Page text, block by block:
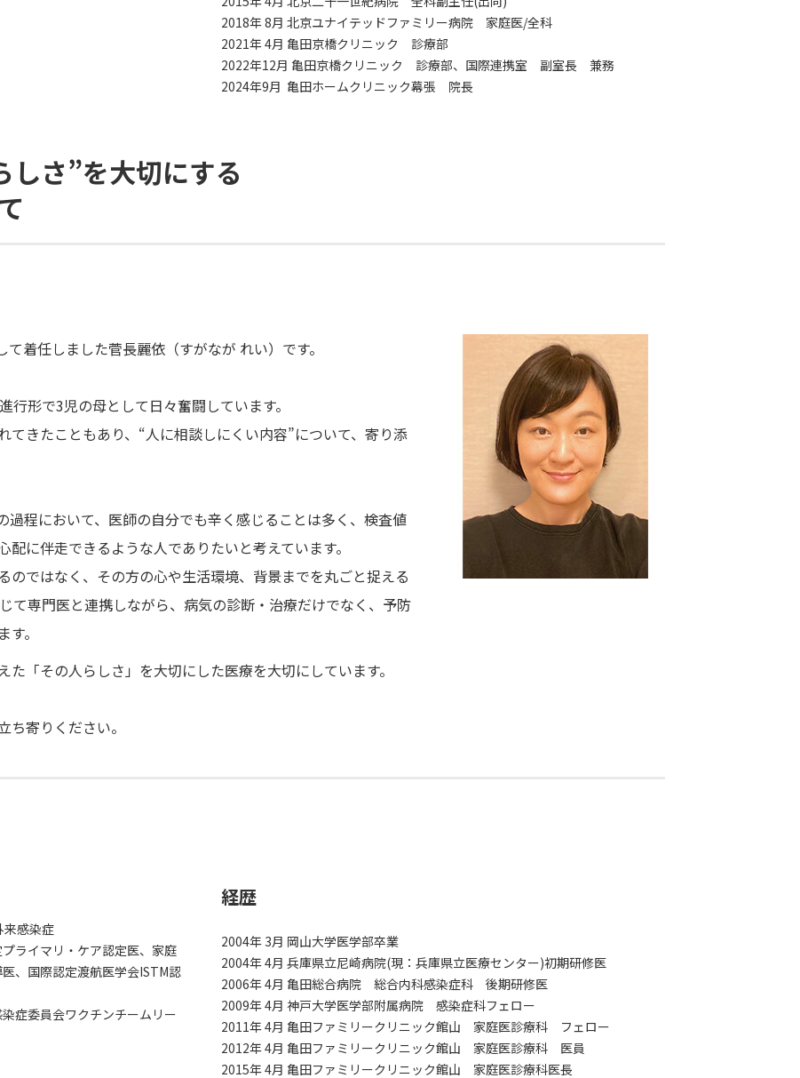
2018年 8月 北京ユナイテッドファミリー病院 家庭医/全科
2021年 4月 亀田京橋クリニック 診療部
2022年12月 亀田京橋クリニック 診療部、国際連携室 副室長 兼務
2024年9月 亀田ホームクリニック幕張 院長
しさ”を大切にする
着任しました菅長麗依（すがなが れい）です。
形で3児の母として日々奮闘しています。
てきたこともあり、“人に相談しにくい内容”について、寄り添
程において、医師の自分でも辛く感じることは多く、検査値
に伴走できるような人でありたいと考えています。
のではなく、その方の心や生活環境、背景までを丸ごと捉える
て専門医と連携しながら、病気の診断・治療だけでなく、予防
。
「その人らしさ」を大切にした医療を大切にしています。
寄りください。
来感染症
ライマリ・ケア認定医、家庭
、国際認定渡航医学会ISTM認
症委員会ワクチンチームリー
経歴
2004年 3月 岡山大学医学部卒業
2004年 4月 兵庫県立尼崎病院(現：兵庫県立医療センター)初期研修医
2006年 4月 亀田総合病院 総合内科感染症科 後期研修医
2009年 4月 神戸大学医学部附属病院 感染症科フェロー
2011年 4月 亀田ファミリークリニック館山 家庭医診療科 フェロー
2012年 4月 亀田ファミリークリニック館山 家庭医診療科 医員
2015年 4月 亀田ファミリークリニック館山 家庭医診療科医長